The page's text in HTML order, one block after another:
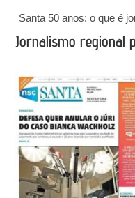
Santa 50 anos: o que é
Jornalismo regional